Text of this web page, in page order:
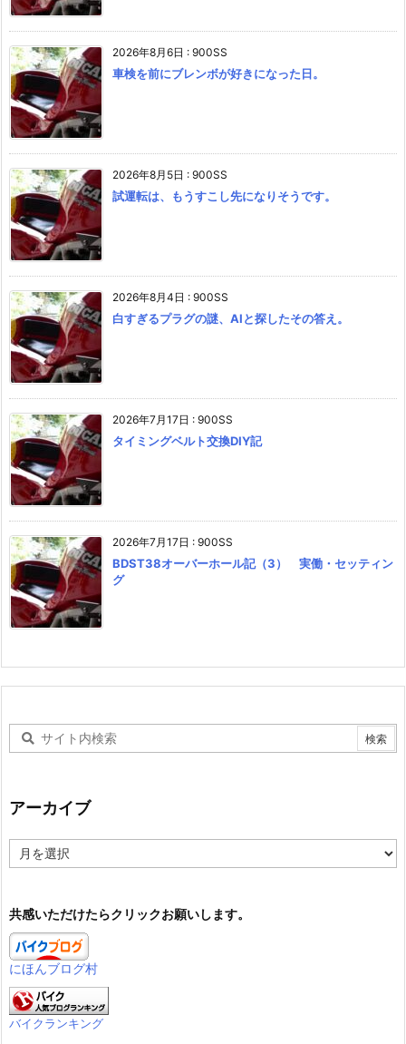
2026年8月6日 : 900SS
車検を前にブレンボが好きになった日。
2026年8月5日 : 900SS
試運転は、もうすこし先になりそうです。
2026年8月4日 : 900SS
白すぎるプラグの謎、AIと探したその答え。
2026年7月17日 : 900SS
タイミングベルト交換DIY記
2026年7月17日 : 900SS
BDST38オーバーホール記（3） 実働・セッティン
グ
アーカイブ
ー
ブ
共感いただけたらクリックお願いします。
にほんブログ村
バイクランキング